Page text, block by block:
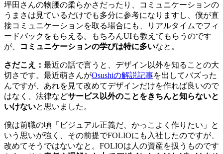
坪田さんの物腰の柔らかさだったり、コミュニケーションの
うまさは見ているだけでも多分に参考になりますし、僕が直
接コミュニケーションを取る場合にも、リアルタイムでフィ
ードバックをもらえる。もちろんUIも教えてもらうのです
が、
コミュニケーションの学びは特に多いなと。
さだこえ： 最近の話で言うと、デザイン以外を知ることの大
切さです。最近萌さんがOsushiの解説記事を出してバズった
んですが、あれを見て改めてデザインだけを作れば良いので
はなく、法律などサービス以外のことをきちんと知らないと
いけないと思いました。
僕は前職の頃「ビジュアル正義だ、かっこよく作りたい」と
いう思いが強く、その前提でFOLIOにも入社したのですが、
改めてそうではないなと。FOLIOは人の資産を扱うものです